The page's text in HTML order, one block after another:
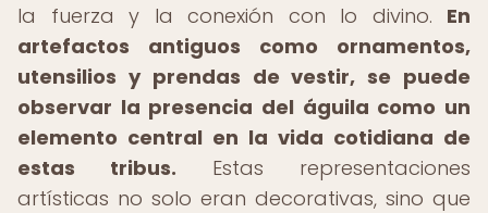
la fuerza y la conexión con lo divino. En
artefactos antiguos como ornamentos,
utensilios y prendas de vestir, se puede
observar la presencia del águila como un
elemento central en la vida cotidiana de
estas tribus. Estas representaciones
artísticas no solo eran decorativas, sino que